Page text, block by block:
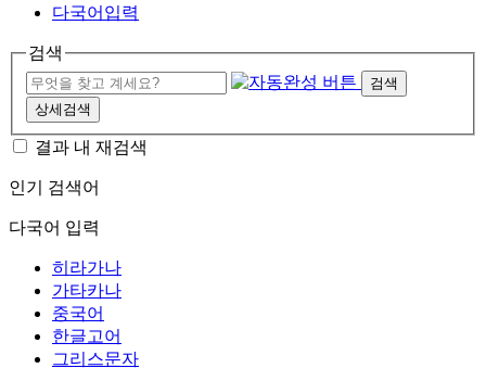
다국어입력
검색
검색
상세검색
결과 내 재검색
인기 검색어
다국어 입력
히라가나
가타카나
중국어
한글고어
그리스문자